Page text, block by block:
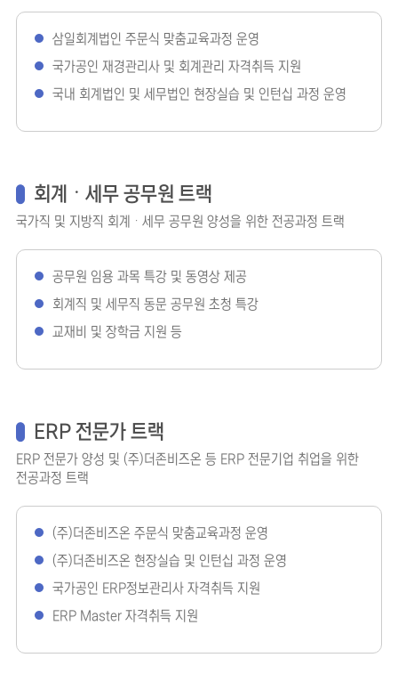
삼일회계법인 주문식 맞춤교육과정 운영
국가공인 재경관리사 및 회계관리 자격취득 지원
국내 회계법인 및 세무법인 현장실습 및 인턴십 과정 운영
회계ᆞ세무 공무원 트랙
국가직 및 지방직 회계ᆞ세무 공무원 양성을 위한 전공과정 트랙
공무원 임용 과목 특강 및 동영상 제공
회계직 및 세무직 동문 공무원 초청 특강
교재비 및 장학금 지원 등
ERP 전문가 트랙
ERP 전문가 양성 및 (주)더존비즈온 등 ERP 전문기업 취업을 위한
전공과정 트랙
(주)더존비즈온 주문식 맞춤교육과정 운영
(주)더존비즈온 현장실습 및 인턴십 과정 운영
국가공인 ERP정보관리사 자격취득 지원
ERP Master 자격취득 지원